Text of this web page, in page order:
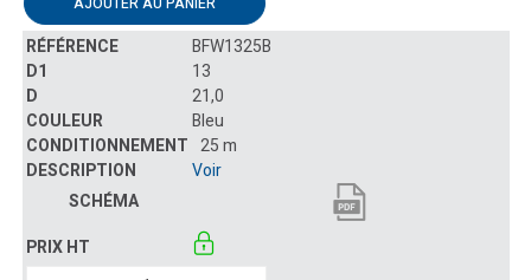
BFW1325B
13
21,0
Bleu
25 m
Voir